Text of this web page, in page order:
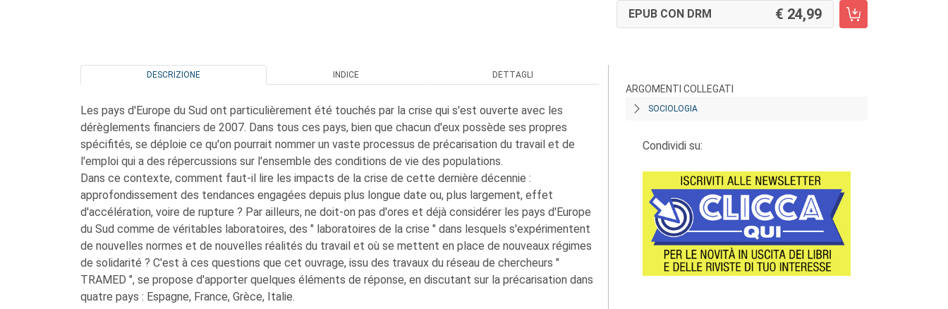
EPUB CON DRM 24,99
DESCRIZIONE INDICE DETTAGLI
Les pays d'Europe du Sud ont particulièrement été touchés par la crise qui s'est ouverte avec les
dérèglements financiers de 2007. Dans tous ces pays, bien que chacun d'eux possède ses propres
spécifités, se déploie ce qu'on pourrait nommer un vaste processus de précarisation du travail et de
l'emploi qui a des répercussions sur l'ensemble des conditions de vie des populations.
Dans ce contexte, comment faut-il lire les impacts de la crise de cette dernière décennie :
approfondissement des tendances engagées depuis plus longue date ou, plus largement, effet
d'accélération, voire de rupture ? Par ailleurs, ne doit-on pas d'ores et déjà considérer les pays d'Europe
du Sud comme de véritables laboratoires, des " laboratoires de la crise " dans lesquels s'expérimentent
de nouvelles normes et de nouvelles réalités du travail et où se mettent en place de nouveaux régimes
de solidarité ? C'est à ces questions que cet ouvrage, issu des travaux du réseau de chercheurs "
TRAMED ", se propose d'apporter quelques éléments de réponse, en discutant sur la précarisation dans
quatre pays : Espagne, France, Grèce, Italie.
ARGOMENTI COLLEGATI
SOCIOLOGIA
Condividi su: